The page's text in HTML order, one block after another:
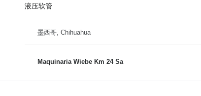
液压软管
墨西哥, Chihuahua
Maquinaria Wiebe Km 24 Sa